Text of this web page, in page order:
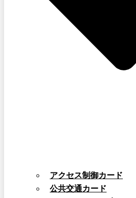
アクセス制御カード
公共交通カード